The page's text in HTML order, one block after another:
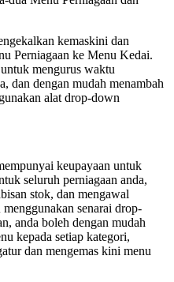
kemaskini dan
Perniagaan ke Menu Kedai.
mengurus waktu
dan dengan mudah menambah
alat drop-down
keupayaan untuk
seluruh perniagaan anda,
stok, dan mengawal
senarai drop-
anda boleh dengan mudah
kepada setiap kategori,
dan mengemas kini menu